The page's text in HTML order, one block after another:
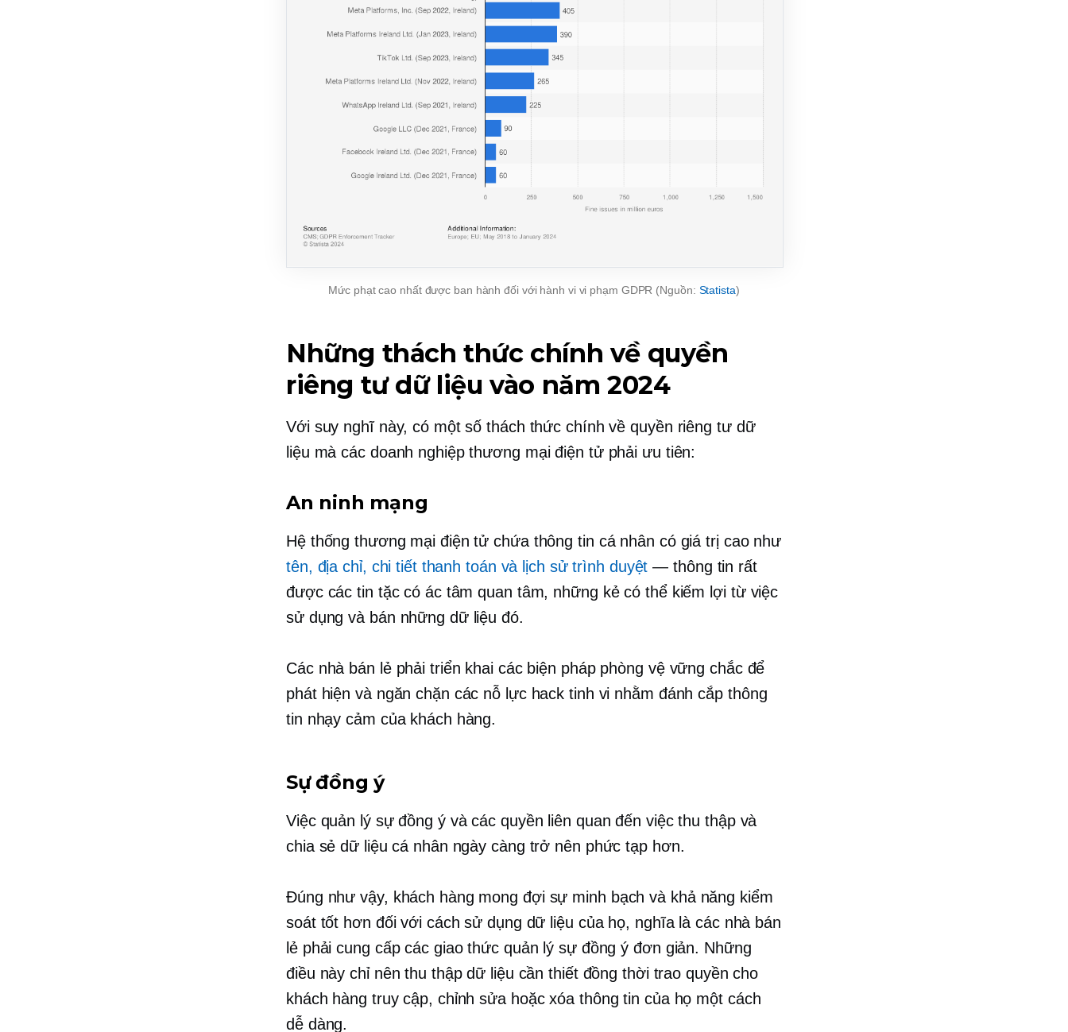
Mức phạt cao nhất được ban hành đối với hành vi vi phạm GDPR (Nguồn: Statista)
Những thách thức chính về quyền
riêng tư dữ liệu vào năm 2024
Với suy nghĩ này, có một số thách thức chính về quyền riêng tư dữ
liệu mà các doanh nghiệp thương mại điện tử phải ưu tiên:
An ninh mạng
Hệ thống thương mại điện tử chứa thông tin cá nhân có giá trị cao như
tên, địa chỉ, chi tiết thanh toán và lịch sử trình duyệt — thông tin rất
được các tin tặc có ác tâm quan tâm, những kẻ có thể kiếm lợi từ việc
sử dụng và bán những dữ liệu đó.
Các nhà bán lẻ phải triển khai các biện pháp phòng vệ vững chắc để
phát hiện và ngăn chặn các nỗ lực hack tinh vi nhằm đánh cắp thông
tin nhạy cảm của khách hàng.
Sự đồng ý
Việc quản lý sự đồng ý và các quyền liên quan đến việc thu thập và
chia sẻ dữ liệu cá nhân ngày càng trở nên phức tạp hơn.
Đúng như vậy, khách hàng mong đợi sự minh bạch và khả năng kiểm
soát tốt hơn đối với cách sử dụng dữ liệu của họ, nghĩa là các nhà bán
lẻ phải cung cấp các giao thức quản lý sự đồng ý đơn giản. Những
điều này chỉ nên thu thập dữ liệu cần thiết đồng thời trao quyền cho
khách hàng truy cập, chỉnh sửa hoặc xóa thông tin của họ một cách
dễ dàng.